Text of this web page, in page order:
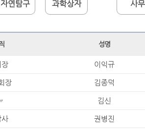
자연탐구 과학상자 사무
성명
장 이익규
장 김종덕
〃 김신
사 권병진